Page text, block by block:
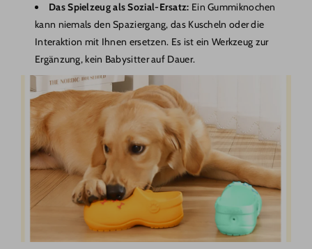
Das Spielzeug als Sozial-Ersatz: Ein Gummiknochen
kann niemals den Spaziergang, das Kuscheln oder die
Interaktion mit Ihnen ersetzen. Es ist ein Werkzeug zur
Ergänzung, kein Babysitter auf Dauer.